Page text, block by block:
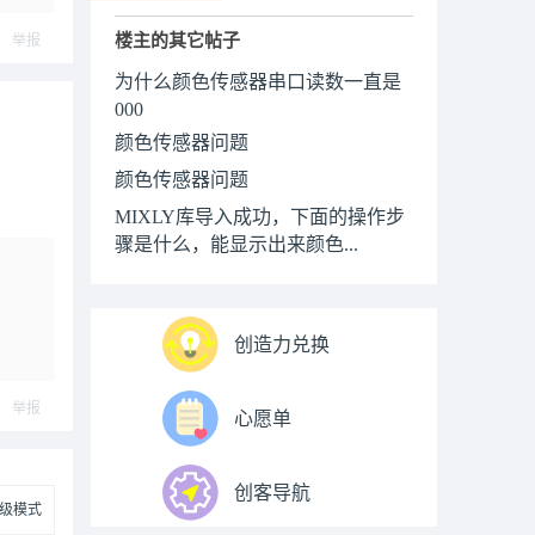
举报
举报
模式
楼主的其它帖子
为什么颜色传感器串口读数一直是
000
颜色传感器问题
颜色传感器问题
MIXLY库导入成功，下面的操作步
骤是什么，能显示出来颜色...
创造力兑换
心愿单
创客导航